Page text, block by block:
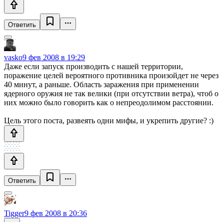
Ответить
vasko9 фев 2008 в 19:29
Даже если запуск производить с нашей территории,
поражение целей вероятного противника произойдет не через
40 минут, а раньше. Область заражения при применении
ядерного оружия не так велики (при отсутствии ветра), чтоб о
них можно было говорить как о непреодолимом расстоянии.
Цель этого поста, развеять одни мифы, и укрепить другие? :)
Ответить
Tigger9 фев 2008 в 20:36